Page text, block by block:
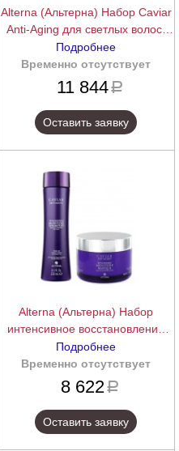
Alterna (Альтерна) Набор Caviar
Anti-Aging для светлых волос,
шампунь+кондиционер+спрей
подробнее
Подробнее
Временно отсутствует
11 844a
Оставить заявку
Alterna (Альтерна) Набор
интенсивное восстановление
Caviar Anti-Aging,
шампунь+маскаподробнее
Подробнее
Временно отсутствует
8 622a
Оставить заявку